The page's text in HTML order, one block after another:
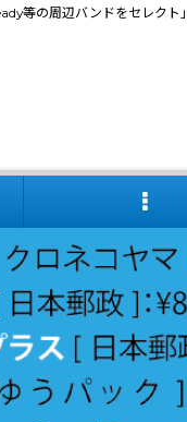
等の周辺バンドをセレクト」